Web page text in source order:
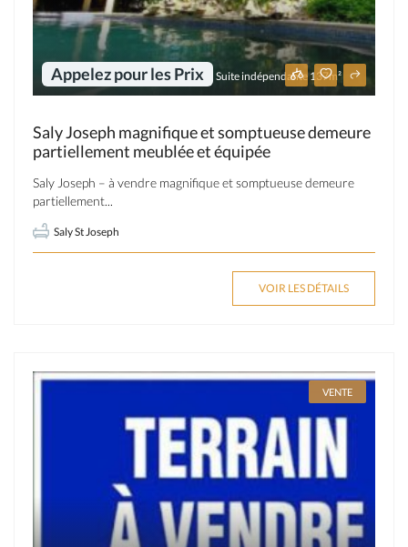
Appelez pour les Prix Suite indépendante 137m²
Saly Joseph magnifique et somptueuse demeure
partiellement meublée et équipée
Saly Joseph – à vendre magnifique et somptueuse demeure
partiellement...
Saly St Joseph
VOIR LES DÉTAILS
VENTE